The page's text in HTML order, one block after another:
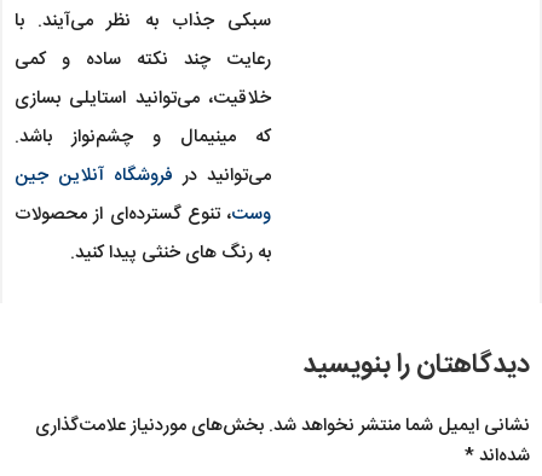
سبکی جذاب به‌ نظر می‌آیند. با
رعایت چند نکته ساده و کمی
خلاقیت، می‌توانید استایلی بسازی
که مینیمال و چشم‌نواز باشد.
می‌توانید در فروشگاه آنلاین جین
وست، تنوع گسترده‌ای از محصولات
به رنگ های خنثی پیدا کنید.
دیدگاهتان را بنویسید
نشانی ایمیل شما منتشر نخواهد شد. بخش‌های موردنیاز علامت‌گذاری
شده‌اند*